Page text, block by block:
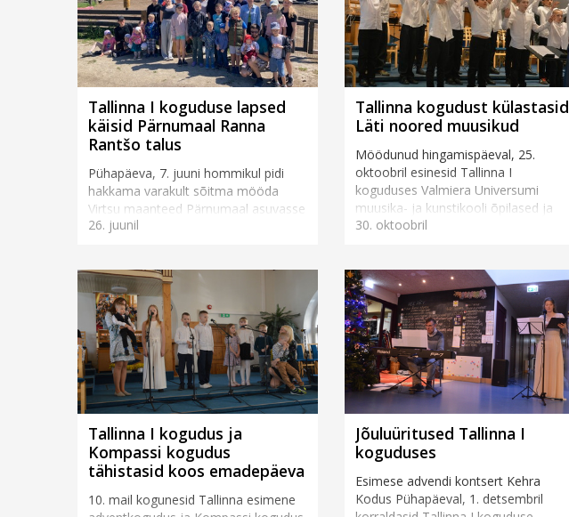
Tallinna I koguduse lapsed
käisid Pärnumaal Ranna
Rantšo talus
Pühapäeva, 7. juuni hommikul pidi
hakkama varakult sõitma mööda
Virtsu maanteed Pärnumaal asuvasse
Ranna Rantšo tallu. Keskpäevaks oli
26. juunil
Tallinna kogudust külastasid
Läti noored muusikud
Möödunud hingamispäeval, 25.
oktoobril esinesid Tallinna I
koguduses Valmiera Universumi
muusika- ja kunstikooli õpilased ja
mõned Eesti noored pillimängijad.
30. oktoobril
Tallinna I kogudus ja
Kompassi kogudus
tähistasid koos emadepäeva
10. mail kogunesid Tallinna esimene
Jõuluüritused Tallinna I
koguduses
Esimese advendi kontsert Kehra
Kodus Pühapäeval, 1. detsembril